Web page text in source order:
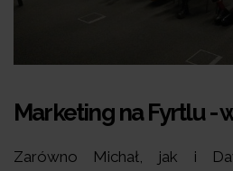
Marketing na Fyrtlu -
Zarówno Michał, jak i